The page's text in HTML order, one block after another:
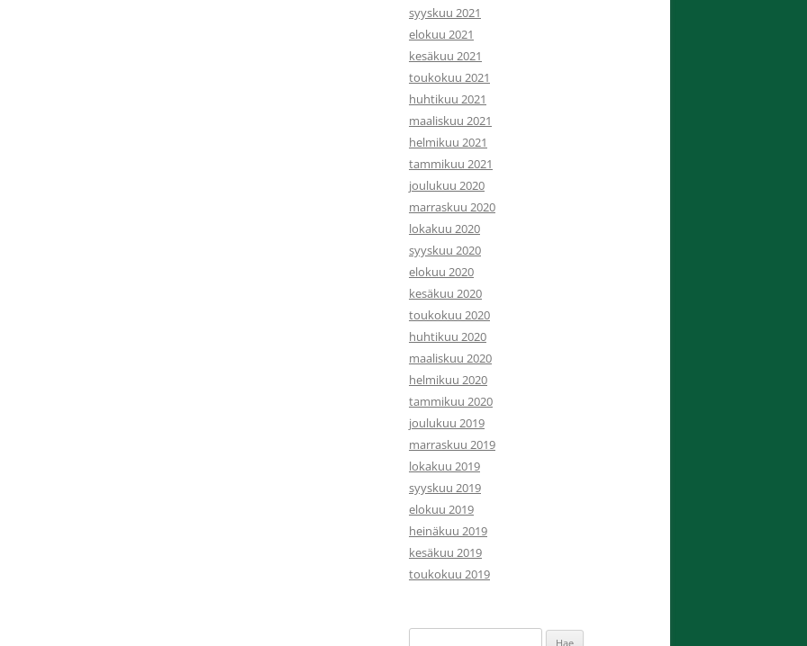
syyskuu 2021
elokuu 2021
kesäkuu 2021
toukokuu 2021
huhtikuu 2021
maaliskuu 2021
helmikuu 2021
tammikuu 2021
joulukuu 2020
marraskuu 2020
lokakuu 2020
syyskuu 2020
elokuu 2020
kesäkuu 2020
toukokuu 2020
huhtikuu 2020
maaliskuu 2020
helmikuu 2020
tammikuu 2020
joulukuu 2019
marraskuu 2019
lokakuu 2019
syyskuu 2019
elokuu 2019
heinäkuu 2019
kesäkuu 2019
toukokuu 2019